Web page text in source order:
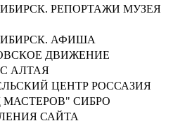
РЕПОРТАЖИ МУЗЕЯ
АФИША
ДВИЖЕНИЕ
АЛТАЯ
ЦЕНТР РОССАЗИЯ
МАСТЕРОВ" СИБРО
САЙТА